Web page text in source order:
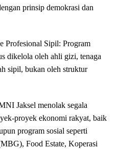
prinsip demokrasi dan
Profesional Sipil: Program
dikelola oleh ahli gizi, tenaga
sipil, bukan oleh struktur
Jaksel menolak segala
proyek ekonomi rakyat, baik
program sosial seperti
Food Estate, Koperasi